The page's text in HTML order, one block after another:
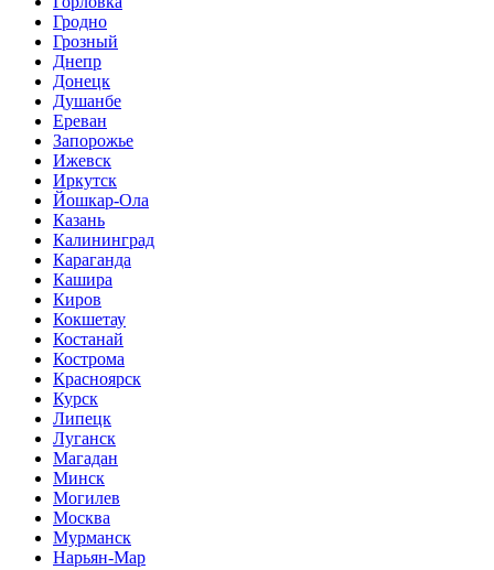
Гродно
Грозный
Днепр
Донецк
Душанбе
Ереван
Запорожье
Ижевск
Иркутск
Йошкар-Ола
Казань
Калининград
Караганда
Кашира
Киров
Кокшетау
Костанай
Кострома
Красноярск
Курск
Липецк
Луганск
Магадан
Минск
Могилев
Москва
Мурманск
Нарьян-Мар